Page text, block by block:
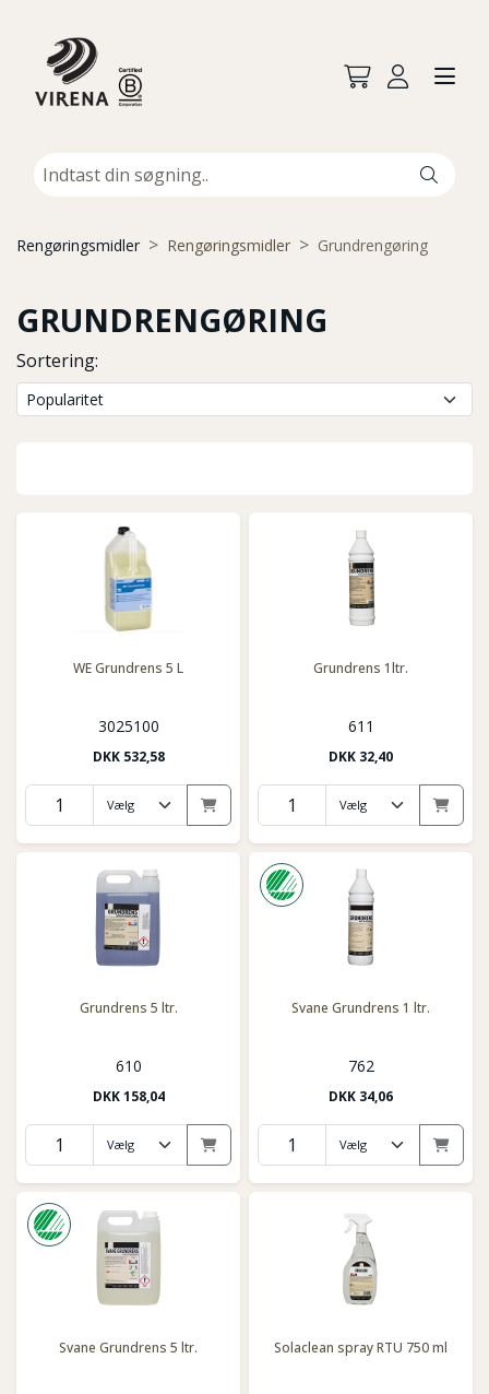
Rengøringsmidler Rengøringsmidler Grundrengøring
GRUNDRENGØRING
Sortering:
WE Grundrens 5 L
3025100
DKK 532,58
Grundrens 1ltr.
611
DKK 32,40
Grundrens 5 ltr.
610
DKK158,04
Svane Grundrens 1 ltr.
762
DKK 34,06
Svane Grundrens 5 ltr. Solaclean spray RTU 750 ml